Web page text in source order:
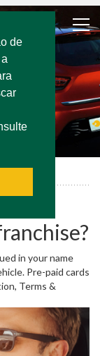
de
in your name
Pre-paid cards
Terms &